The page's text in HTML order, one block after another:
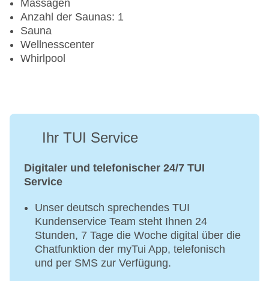
Massagen
Anzahl der Saunas: 1
Sauna
Wellnesscenter
Whirlpool
Ihr TUI Service
Digitaler und telefonischer 24/7 TUI
Service
Unser deutsch sprechendes TUI
Kundenservice Team steht Ihnen 24
Stunden, 7 Tage die Woche digital über die
Chatfunktion der myTui App, telefonisch
und per SMS zur Verfügung.